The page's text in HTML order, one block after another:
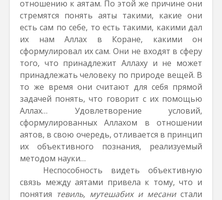
отношению к аятам. По этой же причине они
стремятся понять аяты такими, какие они
есть сам по себе, то есть такими, какими дал
их нам Аллах в Коране, какими он
сформулировал их сам. Они не входят в сферу
того, что принадлежит Аллаху и не может
принадлежать человеку по природе вещей. В
то же время они считают для себя прямой
задачей понять, что говорит с их помощью
Аллах… Удовлетворение условий,
сформулированных Аллахом в отношении
аятов, в свою очередь, отливается в принцип
их объективного познания, реализуемый
методом науки…
Неспособность видеть объективную
связь между аятами привела к тому, что и
понятия тевиль, мутешабих и месанистали